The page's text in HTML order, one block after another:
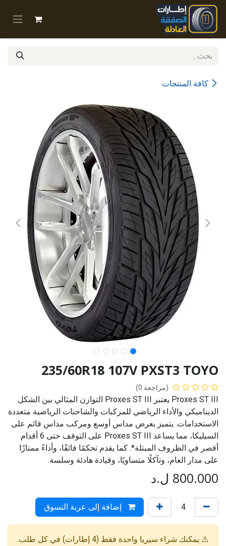
تخطي للذهاب إلى المحتوى
كافة المنتجات
235/60R18 107V PXST3 TOYO
(مراجعة 0)
Proxes ST III يعتبر Proxes ST III التوازن المثالي بين الشكل
الديناميكي والأداء الرياضي للمركبات والشاحنات الرياضية متعددة
الاستخدامات. يتميز بعرض مداس أوسع ومركب مداس قائم على
السيليكا، مما يساعد Proxes ST III على التوقف حتى 6 أقدام
أقصر في الظروف المبتلة*. كما يقدم تحكمًا فائقًا، وأداءً ممتازًا
على مدار العام، وتآكلًا متساويًا، وقيادة هادئة وسلسة.
800.000 ل.د
إضافة إلى عربة التسوق
⚠️ يمكنك شراء سيريا واحدة فقط (4 إطارات) في كل طلب.